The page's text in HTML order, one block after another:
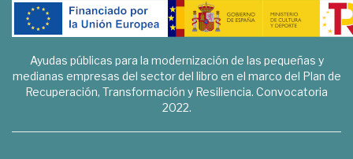
Ayudas públicas para la modernización de las pequeñas y
medianas empresas del sector del libro en el marco del Plan de
Recuperación, Transformación y Resiliencia. Convocatoria
2022.